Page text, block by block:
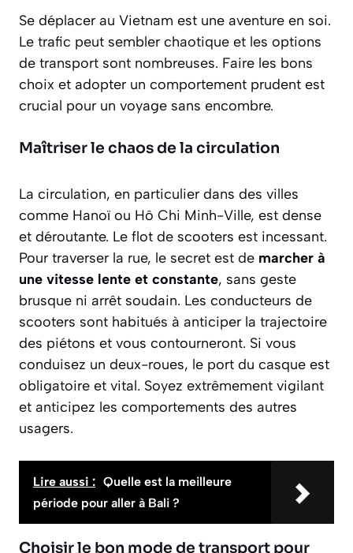
Se déplacer au Vietnam est une aventure en soi.
Le trafic peut sembler chaotique et les options
de transport sont nombreuses. Faire les bons
choix et adopter un comportement prudent est
crucial pour un voyage sans encombre.
Maîtriser le chaos de la circulation
La circulation, en particulier dans des villes
comme Hanoï ou Hô Chi Minh-Ville, est dense
et déroutante. Le flot de scooters est incessant.
Pour traverser la rue, le secret est de marcher à
une vitesse lente et constante, sans geste
brusque ni arrêt soudain. Les conducteurs de
scooters sont habitués à anticiper la trajectoire
des piétons et vous contourneront. Si vous
conduisez un deux-roues, le port du casque est
obligatoire et vital. Soyez extrêmement vigilant
et anticipez les comportements des autres
usagers.
Lire aussi : Quelle est la meilleure
période pour aller à Bali ?
Choisir le bon mode de transport pour